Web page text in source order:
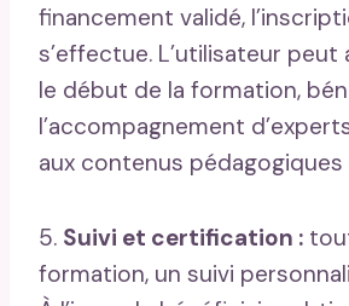
financement validé,
s’effectue. L’utilisateur peut
le début de la formation,
l’accompagnement
aux contenus pédagogiques
5. Suivi et certification :
formation, un suivi